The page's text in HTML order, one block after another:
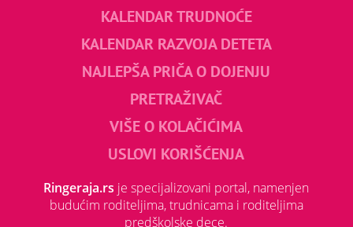
KALENDAR TRUDNOĆE
KALENDAR RAZVOJA DETETA
NAJLEPŠA PRIČA O DOJENJU
PRETRAŽIVAČ
VIŠE O KOLAČIĆIMA
USLOVI KORIŠĆENJA
Ringeraja.rs je specijalizovani portal, namenjen
budućim roditeljima, trudnicama i roditeljima
predškolske dece.